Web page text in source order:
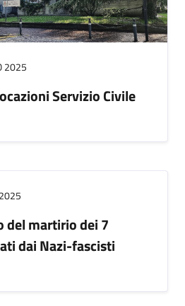
2025
Servizio Civile
del martirio dei 7
dai Nazi-fascisti